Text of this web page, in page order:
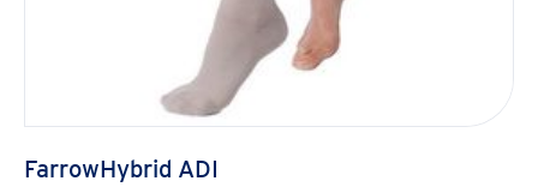
FarrowHybrid ADI